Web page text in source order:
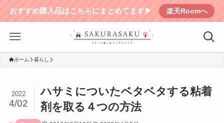
おすすめ購入品はこちらにまとめてます▶︎ 楽天Roomへ
ホーム 暮らし
ハサミについたベタベタする粘着
剤を取る４つの方法
2022
4/02